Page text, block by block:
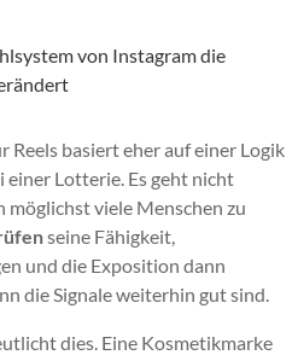
von Instagram die
Reels basiert eher auf einer Logik
einer Lotterie. Es geht nicht
möglichst viele Menschen zu
seine Fähigkeit,
und die Exposition dann
die Signale weiterhin gut sind.
dies. Eine Kosmetikmarke